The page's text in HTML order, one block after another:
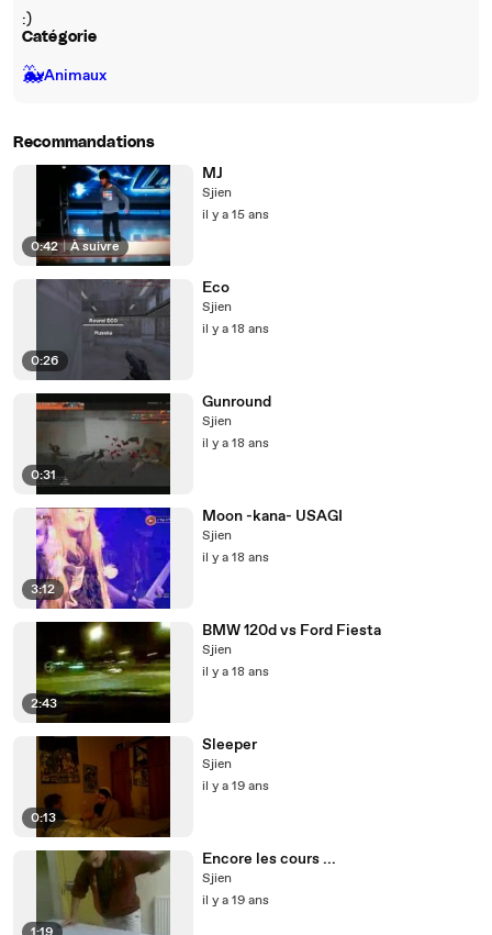
:)
Catégorie
🐳Animaux
Recommandations
0:42 | À suivre
MJ
Sjien
il y a 15 ans
0:26
Eco
Sjien
il y a 18 ans
0:31
Gunround
Sjien
il y a 18 ans
3:12
Moon -kana- USAGI
Sjien
il y a 18 ans
2:43
BMW 120d vs Ford Fiesta
Sjien
il y a 18 ans
0:13
Sleeper
Sjien
il y a 19 ans
Encore les cours ...
Sjien
il y a 19 ans